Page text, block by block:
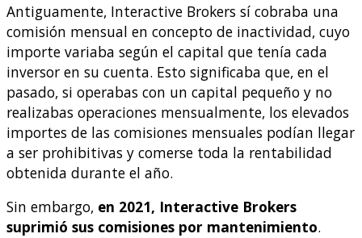
Antiguamente, Interactive Brokers sí cobraba una
comisión mensual en concepto de inactividad, cuyo
importe variaba según el capital que tenía cada
inversor en su cuenta. Esto significaba que, en el
pasado, si operabas con un capital pequeño y no
realizabas operaciones mensualmente, los elevados
importes de las comisiones mensuales podían llegar
a ser prohibitivas y comerse toda la rentabilidad
obtenida durante el año.
Sin embargo, en 2021, Interactive Brokers
suprimió sus comisiones por mantenimiento.